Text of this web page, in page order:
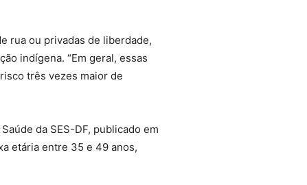
rua ou privadas de liberdade,
indígena. “Em geral, essas
três vezes maior de
da SES-DF, publicado em
etária entre 35 e 49 anos,